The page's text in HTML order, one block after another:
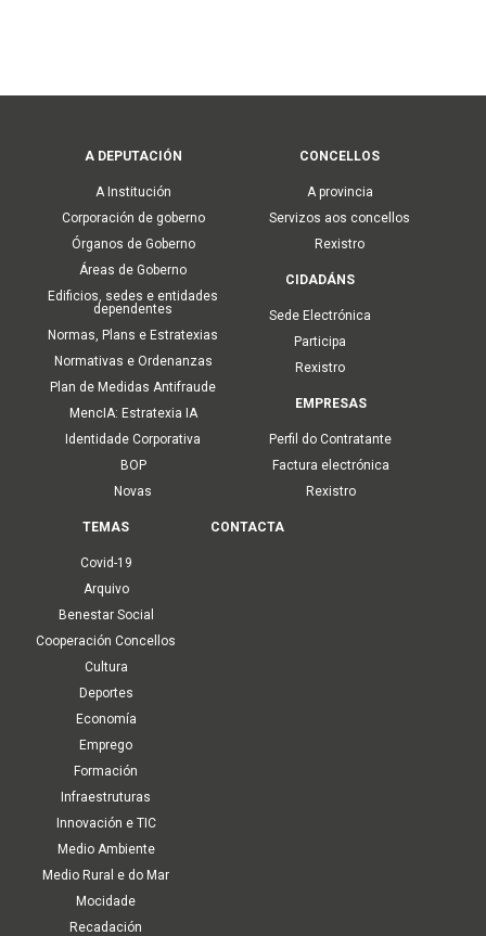
navigation
A DEPUTACIÓN
A Institución
Corporación de goberno
Órganos de Goberno
Áreas de Goberno
Edificios, sedes e entidades
dependentes
Normas, Plans e Estratexias
Normativas e Ordenanzas
Plan de Medidas Antifraude
MencIA: Estratexia IA
Identidade Corporativa
BOP
Novas
CONCELLOS
A provincia
Servizos aos concellos
Rexistro
CIDADÁNS
Sede Electrónica
Participa
Rexistro
EMPRESAS
Perfil do Contratante
Factura electrónica
Rexistro
TEMAS
Covid-19
Arquivo
Benestar Social
Cooperación Concellos
Cultura
Deportes
Economía
Emprego
Formación
Infraestruturas
Innovación e TIC
Medio Ambiente
Medio Rural e do Mar
Mocidade
Recadación
CONTACTA